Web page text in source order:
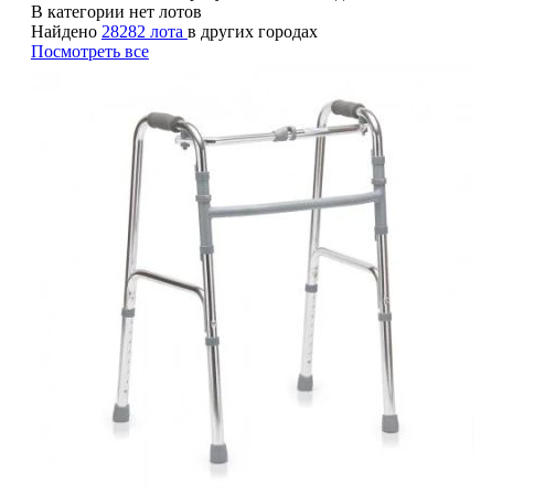
В категории нет лотов
Найдено 28282 лота в других городах
Посмотреть все